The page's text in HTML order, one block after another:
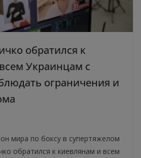
обратился к
Украинцам с
ограничения и
мира по боксу в супертяжелом
обратился к киевлянам и всем